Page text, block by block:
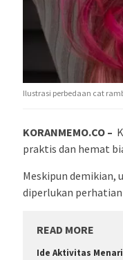
Ilustrasi perbedaan cat
KORANMEMO.CO –
praktis dan hemat
Meskipun demikian,
diperlukan
READ MORE
Ide Aktivitas